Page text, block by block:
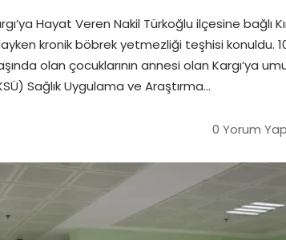
Hayat Veren Nakil Türkoğlu ilçesine bağlı
kronik böbrek yetmezliği teşhisi konuldu.
olan çocuklarının annesi olan Kargı’ya umut
Sağlık Uygulama ve Araştırma…
0 Yorum